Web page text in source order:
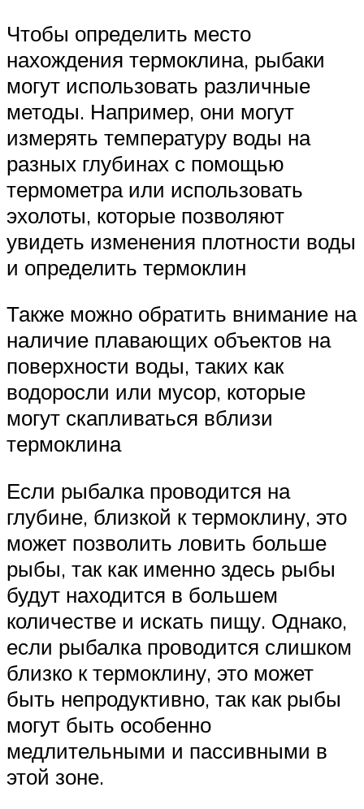
Чтобы определить место
нахождения термоклина, рыбаки
могут использовать различные
методы. Например, они могут
измерять температуру воды на
разных глубинах с помощью
термометра или использовать
эхолоты, которые позволяют
увидеть изменения плотности воды
и определить термоклин
Также можно обратить внимание на
наличие плавающих объектов на
поверхности воды, таких как
водоросли или мусор, которые
могут скапливаться вблизи
термоклина
Если рыбалка проводится на
глубине, близкой к термоклину, это
может позволить ловить больше
рыбы, так как именно здесь рыбы
будут находится в большем
количестве и искать пищу. Однако,
если рыбалка проводится слишком
близко к термоклину, это может
быть непродуктивно, так как рыбы
могут быть особенно
медлительными и пассивными в
этой зоне.